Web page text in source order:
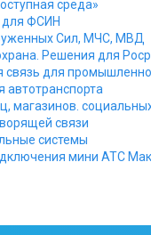
среда»
для ФСИН
Сил, МЧС, МВД
Решения для
связь для
автотранспорта
магазинов.
связи
системы
мини АТС
связью